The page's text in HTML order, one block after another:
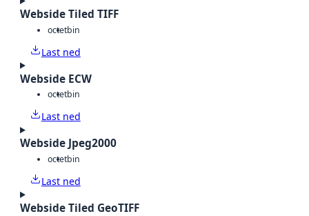
Webside Tiled TIFF
octetbin
Last ned
Webside ECW
octetbin
Last ned
Webside Jpeg2000
octetbin
Last ned
Webside Tiled GeoTIFF